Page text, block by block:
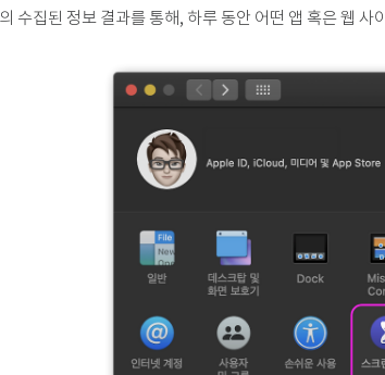
수집된 정보 결과를 통해, 하루 동안 어떤 앱 혹은 웹